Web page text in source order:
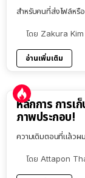
สำหรับคนที่ส่งไฟล์หรื
โดย Zakura Kim
อ่านเพิ่มเติม
หลักการ การเ
ภาพประกอบ!
ความเดิมตอนที่แล้วผ
โดย Attapon